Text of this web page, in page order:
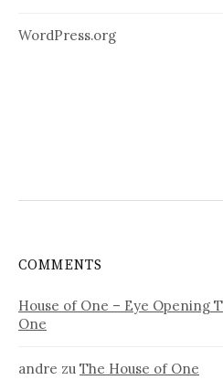
WordPress.org
COMMENTS
House of One – Eye Opening
One
andre zu The House of One